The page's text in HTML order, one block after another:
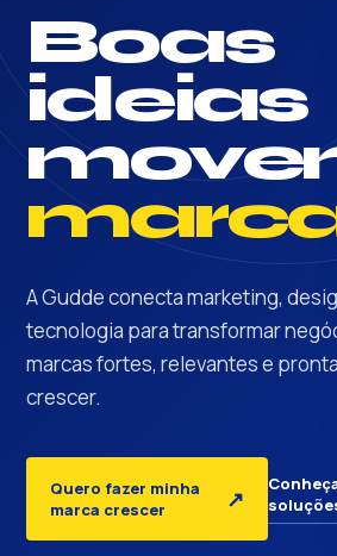
Boas
ideias
A Gudde conecta marketing,
tecnologia para transformar
marcas fortes, relevantes e
crescer.
Quero fazer minha
marca crescer
↗